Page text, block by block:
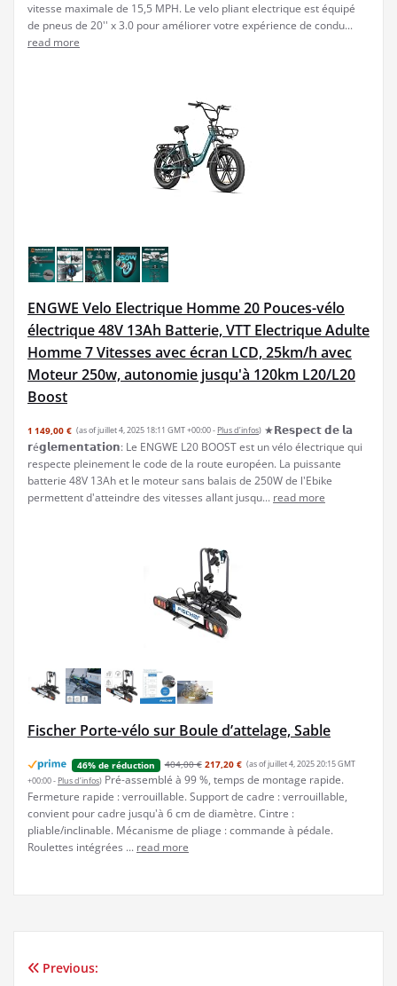
vitesse maximale de 15,5 MPH. Le velo pliant electrique est équipé
de pneus de 20'' x 3.0 pour améliorer votre expérience de condu...
read more
ENGWE Velo Electrique Homme 20 Pouces-vélo
électrique 48V 13Ah Batterie, VTT Electrique Adulte
Homme 7 Vitesses avec écran LCD, 25km/h avec
Moteur 250w, autonomie jusqu'à 120km L20/L20
Boost
1 149,00 € (as of juillet 4, 2025 18:11 GMT +00:00 - Plus d’infos) ★𝗥𝗲𝘀𝗽𝗲𝗰𝘁 𝗱𝗲 𝗹𝗮
𝗿é𝗴𝗹𝗲𝗺𝗲𝗻𝘁𝗮𝘁𝗶𝗼𝗻: Le ENGWE L20 BOOST est un vélo électrique qui
respecte pleinement le code de la route européen. La puissante
batterie 48V 13Ah et le moteur sans balais de 250W de l'Ebike
permettent d'atteindre des vitesses allant jusqu... read more
Fischer Porte-vélo sur Boule d’attelage, Sable
46% de réduction 404,00 € 217,20 € (as of juillet 4, 2025 20:15 GMT
+00:00 - Plus d’infos) Pré-assemblé à 99 %, temps de montage rapide.
Fermeture rapide : verrouillable. Support de cadre : verrouillable,
convient pour cadre jusqu'à 6 cm de diamètre. Cintre :
pliable/inclinable. Mécanisme de pliage : commande à pédale.
Roulettes intégrées ... read more
Navigation
Previous: